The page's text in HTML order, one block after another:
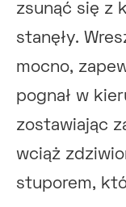
zsunąć się z
stanęły.
mocno,
pognał w
zostawiając
wciąż
stuporem,